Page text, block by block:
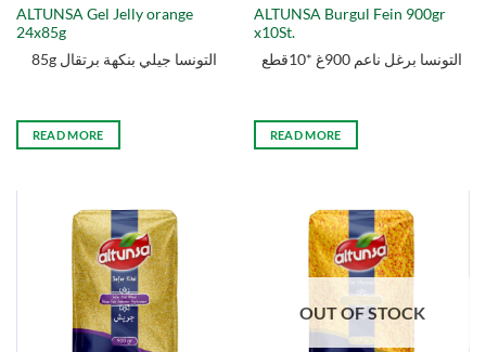
ALTUNSA Gel Jelly orange
24x85g
85g التونسا جيلي بنكهة برتقال
READ MORE
ALTUNSA Burgul Fein 900gr
x10St.
التونسا برغل ناعم 900غ *10قطع
READ MORE
OUT OF STOCK